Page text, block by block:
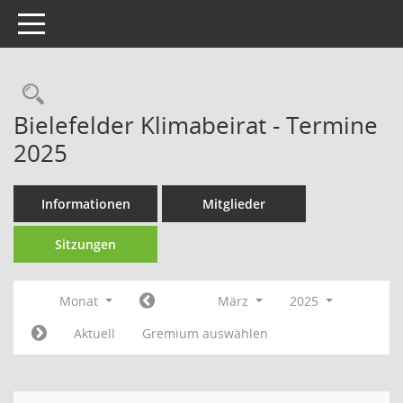
Toggle navigation
Rechercheauswahl
Bielefelder Klimabeirat - Termine
2025
Informationen Mitglieder
Sitzungen
Monat März
2025
Aktuell
Gremium auswählen